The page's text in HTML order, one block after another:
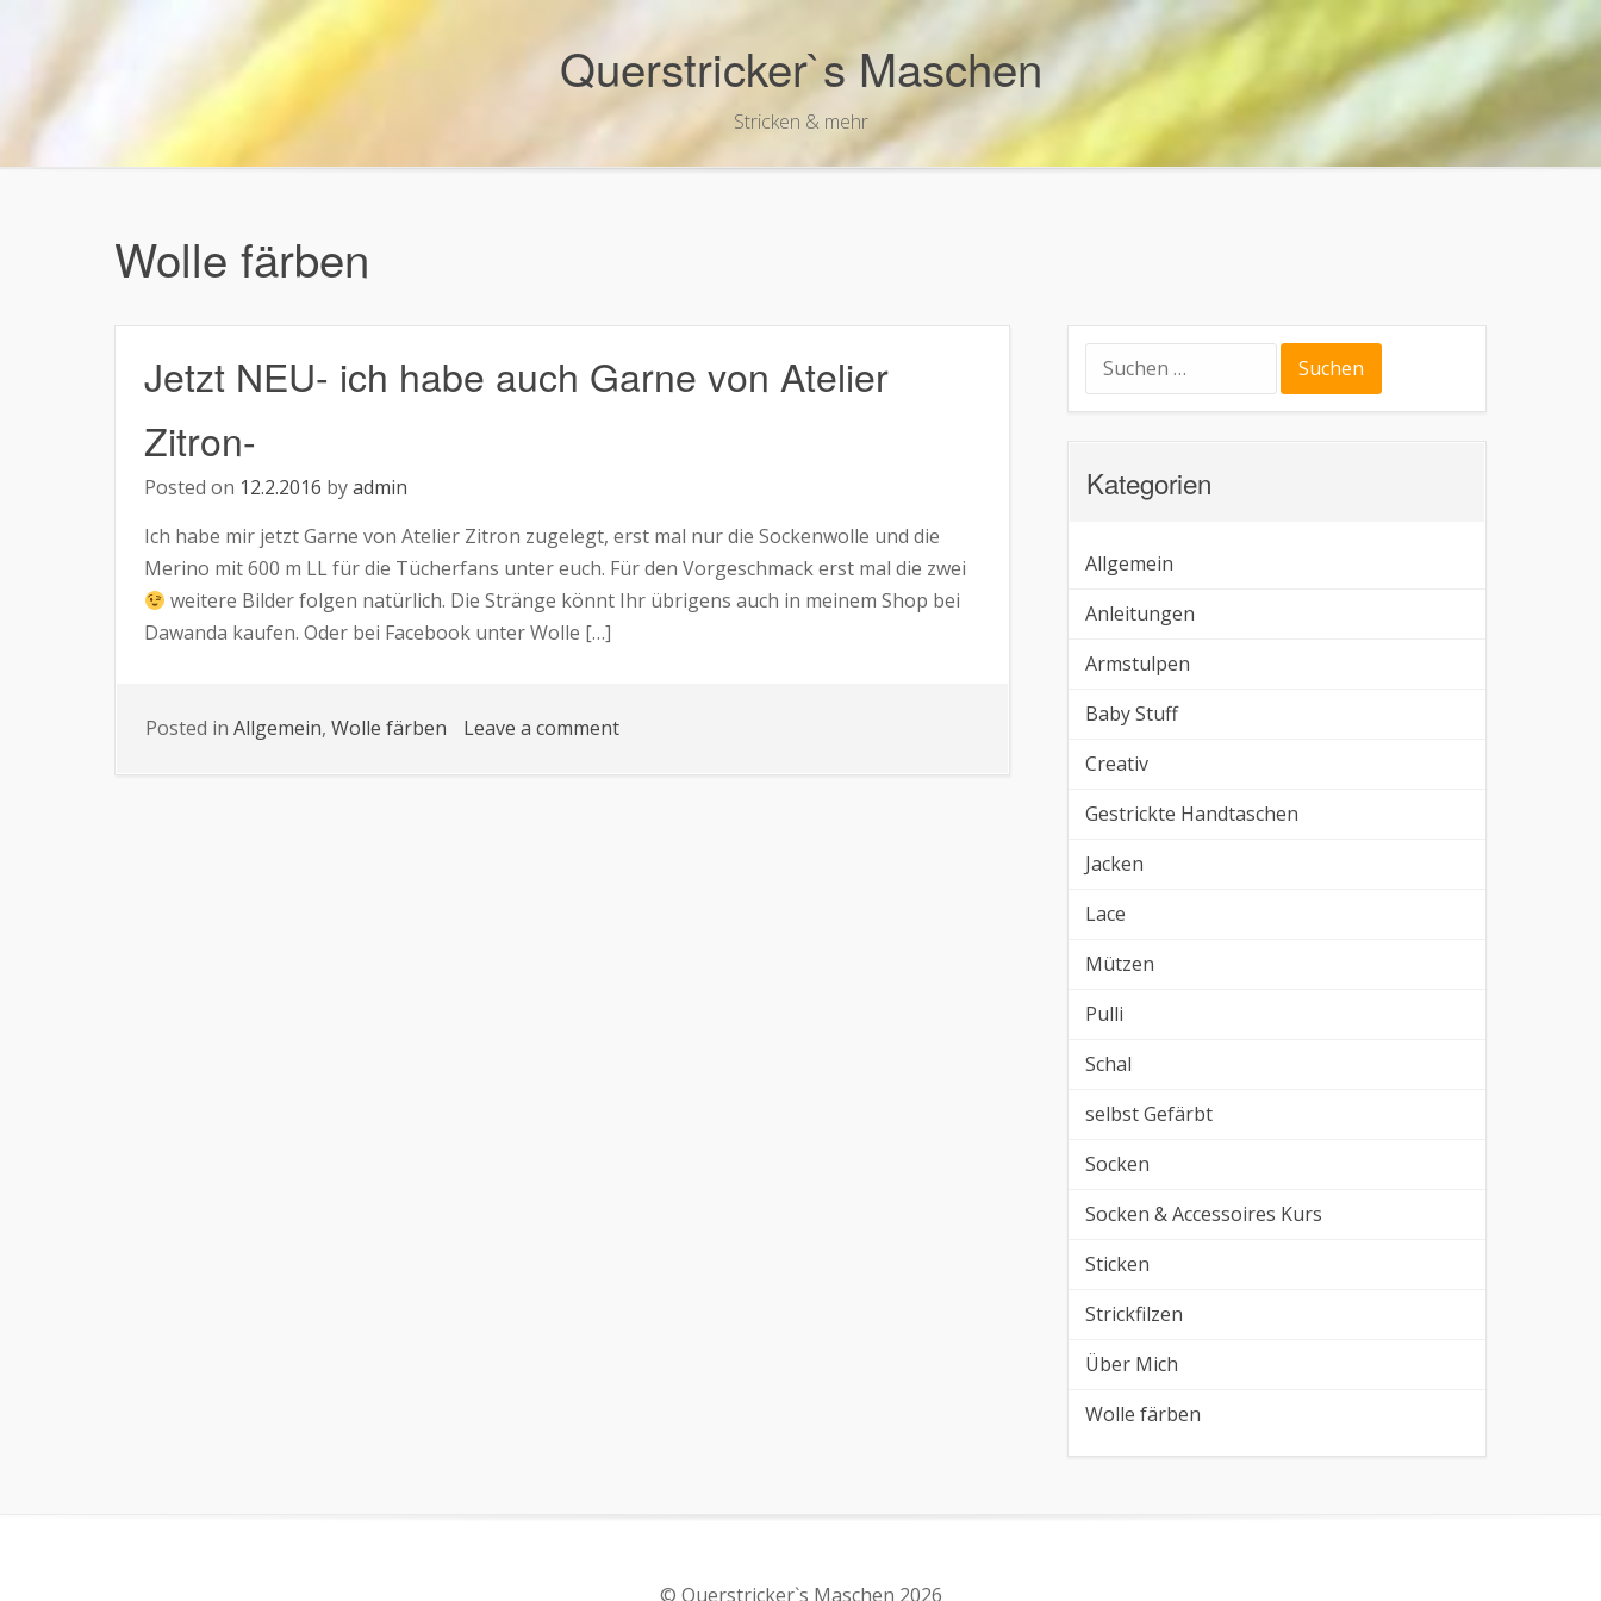
Querstricker`s Maschen
Stricken & mehr
Wolle färben
Jetzt NEU- ich habe auch Garne von Atelier
Zitron-
Posted on 12.2.2016 byadmin
Ich habe mir jetzt Garne von Atelier Zitron zugelegt, erst mal nur die Sockenwolle und die
Merino mit 600 m LL für die Tücherfans unter euch. Für den Vorgeschmack erst mal die zwei
weitere Bilder folgen natürlich. Die Stränge könnt Ihr übrigens auch in meinem Shop bei
Dawanda kaufen. Oder bei Facebook unter Wolle […]
Posted in Allgemein, Wolle färben Leave a commenton
nach:
Kategorien
Allgemein
Anleitungen
Armstulpen
Baby Stuff
Creativ
Gestrickte Handtaschen
Jacken
Lace
Mützen
Pulli
Schal
selbst Gefärbt
Socken
Socken & Accessoires Kurs
Sticken
Strickfilzen
Über Mich
Wolle färben
© Querstricker`s Maschen 2026